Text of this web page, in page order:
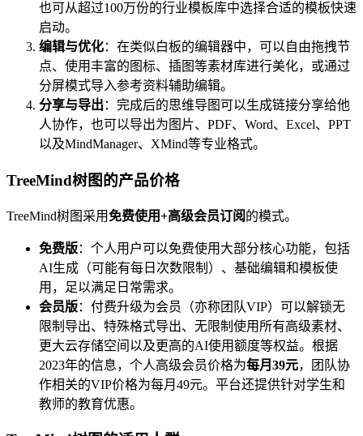
也可从超过100万份的行业模板库中选择合适的模板快速
启动。
编辑与优化：在类似白板的编辑器中，可以自由拖拽节
点、使用丰富的图标、插图等素材库进行美化，或通过
分屏模式导入参考资料辅助编辑。
分享与导出 ：完成后的思维导图可以生成链接分享给他
人协作，也可以导出为图片、PDF、Word、Excel、PPT
以及MindManager、XMind等专业格式。
TreeMind树图的产品价格
TreeMind树图采用免费使用+高级会员订阅的模式。
免费版：个人用户可以免费使用大部分核心功能，包括
AI生成（可能有每日次数限制）、基础编辑和模板使
用，足以满足日常需求。
会员版：付费升级为会员（亦称团队VIP）可以解锁无
限制导出、特殊格式导出、无限制使用所有高级素材、
更大云存储空间以及更高的AI使用额度等权益。根据
2023年的信息，个人高级会员价格为每月39元，团队协
作相关的VIP价格为每月49元。平台还提供针对学生和
教师的教育优惠。